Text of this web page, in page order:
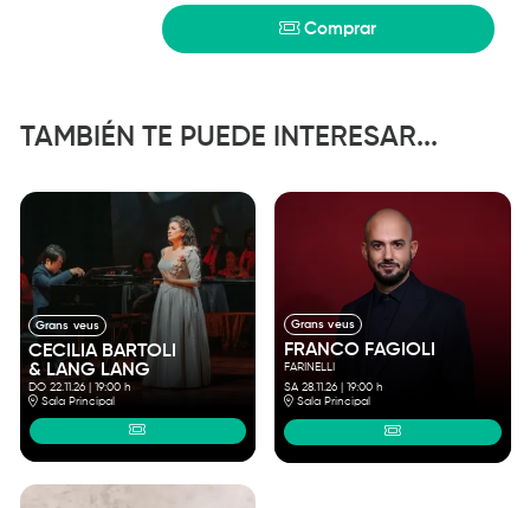
Comprar
TAMBIÉN TE PUEDE INTERESAR...
Grans veus
CECILIA BARTOLI
& LANG LANG
DO 22.11.26 |19:00 h
Sala Principal
Grans veus
FRANCO FAGIOLI
FARINELLI
SA 28.11.26| 19:00 h
Sala Principal